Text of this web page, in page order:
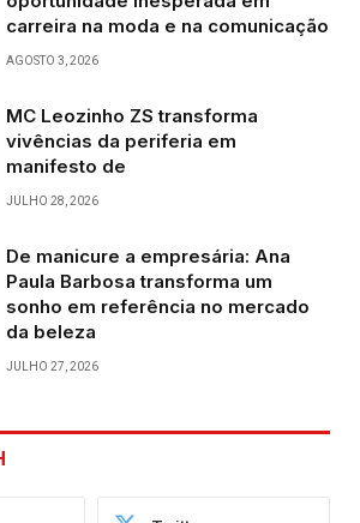
carreira na moda e na comunicação
AGOSTO 3, 2026
MC Leozinho ZS transforma
vivências da periferia em
manifesto de
JULHO 28, 2026
De manicure a empresária: Ana
Paula Barbosa transforma um
sonho em referência no mercado
da beleza
JULHO 27, 2026